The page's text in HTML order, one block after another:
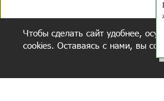
Главное,
желание
Чтобы сделать сайт удобнее,
cookies. Оставаясь с нами, вы